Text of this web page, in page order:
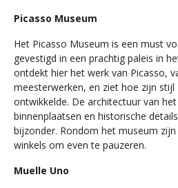
Picasso Museum
Het Picasso Museum is een must
gevestigd in een prachtig paleis in
ontdekt hier het werk van Picasso,
meesterwerken, en ziet hoe zijn stijl
ontwikkelde. De architectuur van
binnenplaatsen en historische
bijzonder. Rondom het museum
winkels om even te pauzeren.
Muelle Uno